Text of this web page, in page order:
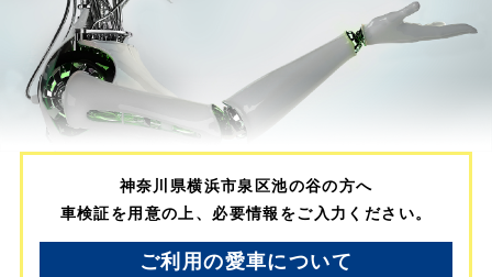
神奈川県横浜市泉区池の谷の方へ
車検証を用意の上、必要情報をご入力ください。
ご利用の愛車について